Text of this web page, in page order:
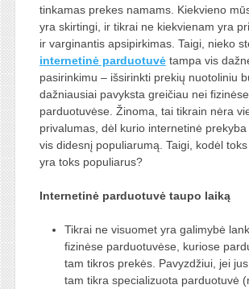
tinkamas prekes namams. Kiekvieno
yra skirtingi, ir tikrai ne kiekvienam yra
ir varginantis apsipirkimas. Taigi, nieko
internetinė parduotuvėtampa vis
pasirinkimu – išsirinkti prekių nuotoliniu
dažniausiai pavyksta greičiau nei fizinėse
parduotuvėse. Žinoma, tai tikrain nėra
privalumas, dėl kurio internetinė
vis didesnį populiarumą. Taigi, kodėl
yra toks populiarus?
Internetinė parduotuvė taupo laiką
Tikrai ne visuomet yra galimybė
fizinėse parduotuvėse, kuriose
tam tikros prekės. Pavyzdžiui, jei
tam tikra specializuota parduotuvė